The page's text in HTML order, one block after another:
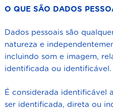
O QUE SÃO DADOS
Dados pessoais são
natureza e
incluindo som e imagem,
identificada ou identificável.
É considerada identificável
ser identificada, direta ou